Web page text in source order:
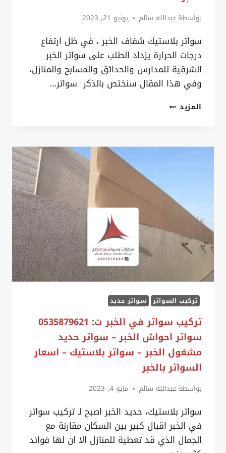
الخبربواسطةعبدالله سالم يونيو 21, 2023
سواتر بلاستيك شفاف الخبر ، في ظل ارتفاع
درجات الحرارة يزداد الطلب على سواتر الخبر
الشرقية للمدارس والحدائق والمسابح والمنازل،
وفي هذا المقال سنختص بالذكر سواتر…
المزيدسواتر
الخبر
0535879621
سواتر
متنقله
اسعار
سواتر
بلاستيك
سواتر
مسبح
الخبر
تركيب السواتر سواتر حديد
تركيب سواتر في الخبر ت: 0535879621
سواتر احواش الخبر – سواتر حديد
مشغول الخبر – سواتر بلاستيك – اسعار
السواتر بالخبر
بواسطةعبدالله سالم مايو 4, 2023
سواتر بلاستيك، حديد الخبر اصبح لـ تركيب سواتر
في الخبر اقبال كبير بين السكان مقارنة مع
الجمال الذي قد تعطية للمنازل الا ان لها فوائد